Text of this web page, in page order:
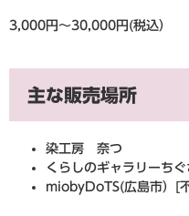
3,000円～30,000円(税込）
主な販売場所
染工房 奈つ
くらしのギャラリーち
miobyDoTS(広島市）[